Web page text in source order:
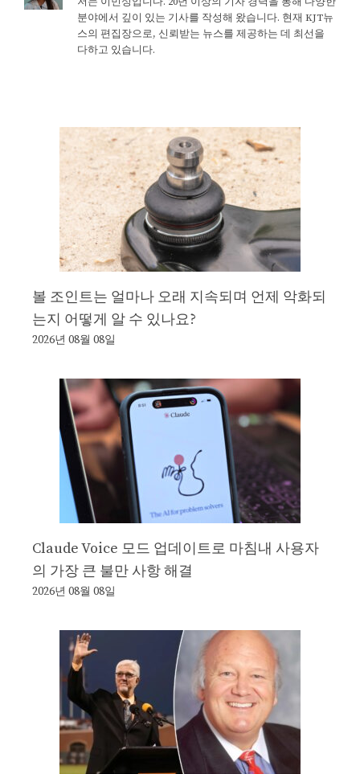
분야에서 깊이 있는 기사를 작성해 왔습니다. 현재 KJT뉴
스의 편집장으로, 신뢰받는 뉴스를 제공하는 데 최선을
다하고 있습니다.
볼 조인트는 얼마나 오래 지속되며 언제 악화되
는지 어떻게 알 수 있나요?
2026년 08월 08일
Claude Voice 모드 업데이트로 마침내 사용자
의 가장 큰 불만 사항 해결
2026년 08월 08일